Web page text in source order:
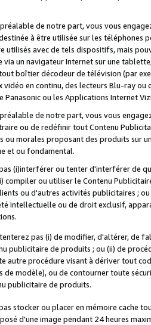
de notre part, vous vous
à être utilisée sur les téléphones
utilisés avec de tels dispositifs, mais
via un navigateur Internet sur une
boîtier décodeur de télévision (par
en continu, des lecteurs Blu-ray
Panasonic ou les Applications Internet
de notre part, vous vous
ou de redéfinir tout Contenu
ou morales proposant des produits sur
et ou fondamental.
(i)interférer ou tenter d'interférer de
compiler ou utiliser le Contenu
ou d'autres activités publicitaires ;
intellectuelle ou de droit exclusif,
pas (i) de modifier, d'altérer, de
publicitaire de produits ; ou (ii) de
autre procédure visant à dériver tout
modèle), ou de contourner toute
publicitaire de produits.
stocker ou placer en mémoire cache
d'une image pendant 24 heures